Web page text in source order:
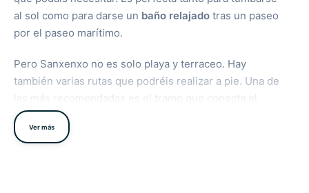
al sol como para darse un baño relajado tras un paseo
por el paseo marítimo.
Pero Sanxenxo no es solo playa y terraceo. Hay
también varias rutas que podréis realizar a pie. Una de
las más recomendadas es el tramo que conecta el
Paseo de Paxariñas con la Playa de Montalvo, o
incluso continuar desde Montalvo hasta la Playa de
Ver más